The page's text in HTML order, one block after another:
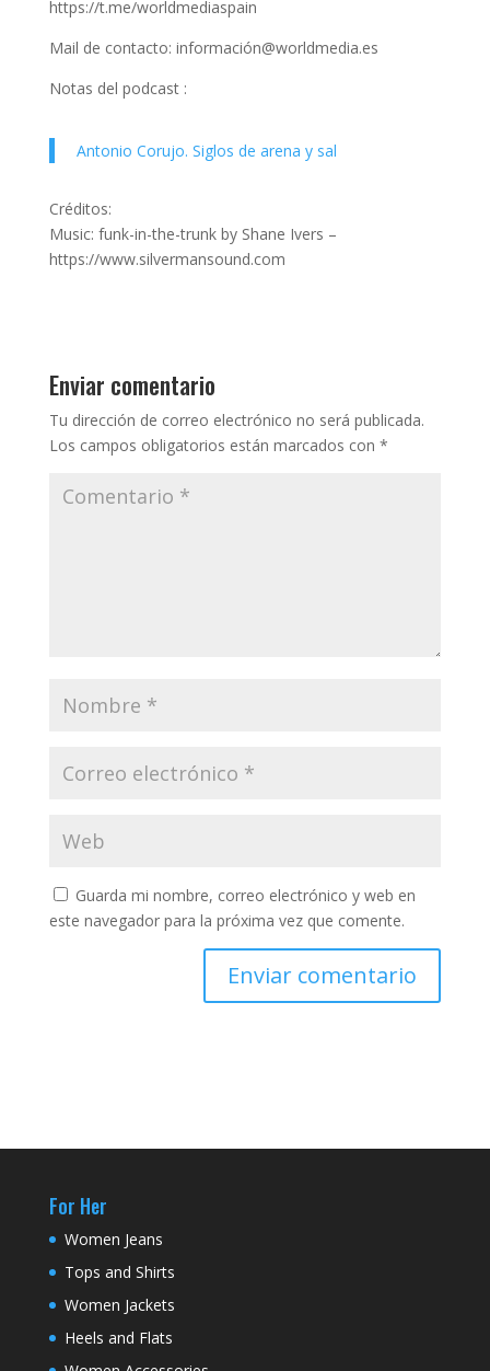
https://t.me/worldmediaspain
Mail de contacto: información@worldmedia.es
Notas del podcast :
Antonio Corujo. Siglos de arena y sal
Créditos:
Music: funk-in-the-trunk by Shane Ivers –
https://www.silvermansound.com
Enviar comentario
Tu dirección de correo electrónico no será publicada.
Los campos obligatorios están marcados con *
Guarda mi nombre, correo electrónico y web en
este navegador para la próxima vez que comente.
For Her
Women Jeans
Tops and Shirts
Women Jackets
Heels and Flats